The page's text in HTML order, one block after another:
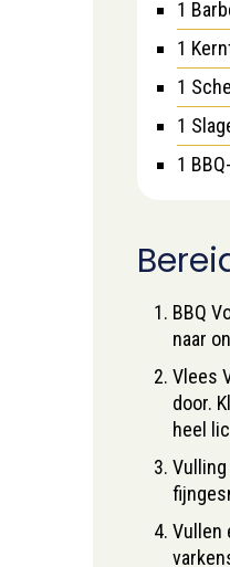
1
1
1
1
1
BBQ
naar
Vlees
door.
heel
Vullen